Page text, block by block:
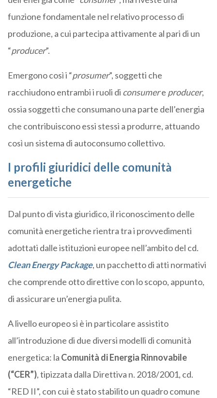
funzione fondamentale nel relativo processo di
produzione, a cui partecipa attivamente al pari di un
“producer”.
Emergono così i “prosumer”, soggetti che
racchiudono entrambi i ruoli di consumere producer,
ossia soggetti che consumano una parte dell’energia
che contribuiscono essi stessi a produrre, attuando
così un sistema di autoconsumo collettivo.
I profili giuridici delle comunità
energetiche
Dal punto di vista giuridico, il riconoscimento delle
comunità energetiche rientra tra i provvedimenti
adottati dalle istituzioni europee nell’ambito del cd.
Clean Energy Package, un pacchetto di atti normativi
che comprende otto direttive con lo scopo, appunto,
di assicurare un’energia pulita.
A livello europeo si è in particolare assistito
all’introduzione di due diversi modelli di comunità
energetica: la Comunità di Energia Rinnovabile
(“CER”), tipizzata dalla Direttiva n. 2018/2001, cd.
“RED II”, con cui è stato stabilito un quadro comune